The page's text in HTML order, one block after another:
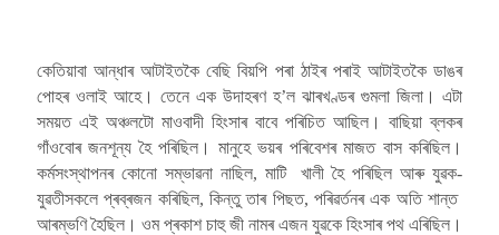
কেতিয়াবা আন্ধাৰ আটাইতকৈ বেছি বিয়পি পৰা ঠাইৰ পৰাই আটাইতকৈ ডাঙৰ
পোহৰ ওলাই আহে। তেনে এক উদাহৰণ হ’ল ঝাৰখণ্ডৰ গুমলা জিলা। এটা
সময়ত এই অঞ্চলটো মাওবাদী হিংসাৰ বাবে পৰিচিত আছিল। বাছিয়া ব্লকৰ
গাঁওবোৰ জনশূন্য হৈ পৰিছিল। মানুহে ভয়ৰ পৰিবেশৰ মাজত বাস কৰিছিল।
কৰ্মসংস্থাপনৰ কোনো সম্ভাৱনা নাছিল, মাটি খালী হৈ পৰিছিল আৰু যুৱক-
যুৱতীসকলে প্ৰব্ৰজন কৰিছিল, কিন্তু তাৰ পিছত, পৰিৱৰ্তনৰ এক অতি শান্ত
আৰম্ভণি হৈছিল। ওম প্ৰকাশ চাহু জী নামৰ এজন যুৱকে হিংসাৰ পথ এৰিছিল।